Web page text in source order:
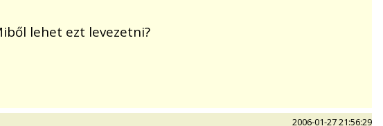
lehet ezt levezetni?
2006-01-27 21:56:29